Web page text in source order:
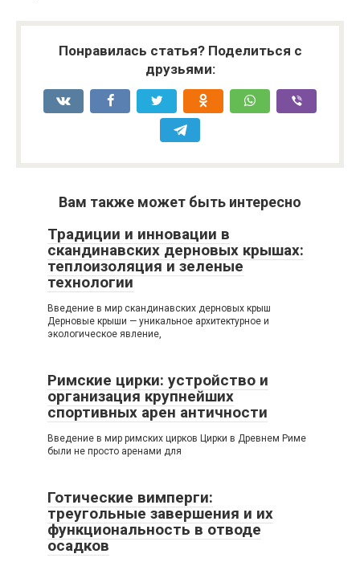
Понравилась статья? Поделиться с
друзьями:
Вам также может быть интересно
Традиции и инновации в
скандинавских дерновых крышах:
теплоизоляция и зеленые
технологии
Введение в мир скандинавских дерновых крыш
Дерновые крыши — уникальное архитектурное и
экологическое явление,
Римские цирки: устройство и
организация крупнейших
спортивных арен античности
Введение в мир римских цирков Цирки в Древнем Риме
были не просто аренами для
Готические вимперги:
треугольные завершения и их
функциональность в отводе
осадков